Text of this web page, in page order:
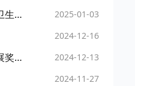
泰政办字〔2024〕25号 泰安市人民政府办公室关于进一步深化改革促进乡村医疗卫生服务体系高质量健康发展的实施意见 2025-01-03
2024-12-16
泰政办字〔2024〕23号 泰安市人民政府办公室关于修改《促进文旅产业高质量发展奖补政策》相关规定的通知 2024-12-13
2024-11-27